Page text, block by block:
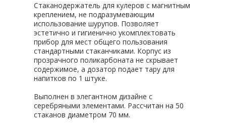
Стаканодержатель для кулеров с магнитным
креплением, не подразумевающим
использование шурупов. Позволяет
эстетично и гигиенично укомплектовать
прибор для мест общего пользования
стандартными стаканчиками. Корпус из
прозрачного поликарбоната не скрывает
содержимое, а дозатор подает тару для
напитков по 1 штуке.
Выполнен в элегантном дизайне с
серебряными элементами. Рассчитан на 50
стаканов диаметром 70 мм.